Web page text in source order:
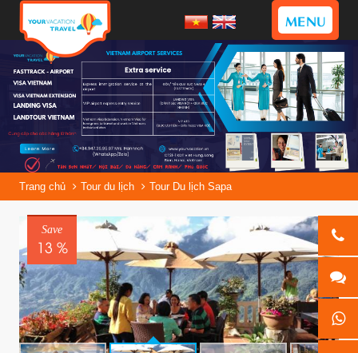
MENU
Trang chủ Tour du lịch Tour Du lịch Sapa
Save
13 %